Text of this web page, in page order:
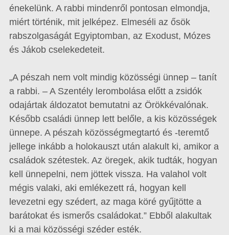
énekelünk. A rabbi mindenről pontosan elmondja,
miért történik, mit jelképez. Elmeséli az ősök
rabszolgaságát Egyiptomban, az Exodust, Mózes
és Jákob cselekedeteit.
„A pészah nem volt mindig közösségi ünnep – tanít
a rabbi. – A Szentély lerombolása előtt a zsidók
odajártak áldozatot bemutatni az Örökkévalónak.
Később családi ünnep lett belőle, a kis közösségek
ünnepe. A pészah közösségmegtartó és -teremtő
jellege inkább a holokauszt után alakult ki, amikor a
családok szétestek. Az öregek, akik tudták, hogyan
kell ünnepelni, nem jöttek vissza. Ha valahol volt
mégis valaki, aki emlékezett rá, hogyan kell
levezetni egy szédert, az maga köré gyűjtötte a
barátokat és ismerős családokat.” Ebből alakultak
ki a mai közösségi széder esték.